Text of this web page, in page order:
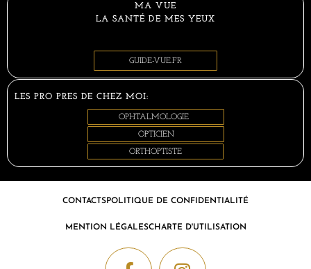
MA VUE
LA SANTÉ DE MES YEUX
GUIDE-VUE.FR
LES PRO PRES DE CHEZ MOI:
OPHTALMOLOGIE
OPTICIEN
ORTHOPTISTE
CONTACTSPOLITIQUE DE CONFIDENTIALITÉ
MENTION LÉGALESCHARTE D'UTILISATION